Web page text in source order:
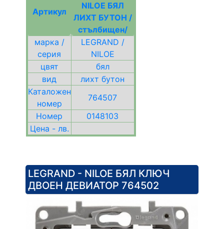
Артикул
NILOE БЯЛ
ЛИХТ БУТОН /
стълбищен/
марка /
серия
LEGRAND /
NILOE
цвят
бял
вид
лихт бутон
Каталожен
номер
764507
Номер
0148103
Цена - лв.
LEGRAND - NILOE БЯЛ КЛЮЧ
ДВОЕН ДЕВИАТОР 764502